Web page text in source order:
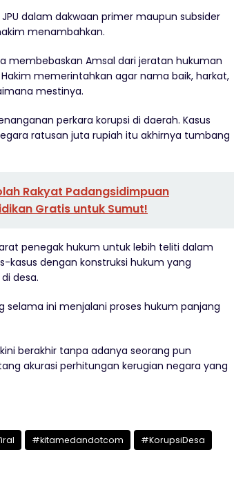
dalam dakwaan primer maupun subsider
menambahkan.
membebaskan Amsal dari jeratan hukuman
memerintahkan agar nama baik, harkat,
mestinya.
perkara korupsi di daerah. Kasus
ratusan juta rupiah itu akhirnya tumbang
Rakyat Padangsidimpuan
Gratis untuk Sumut!
penegak hukum untuk lebih teliti dalam
kasus dengan konstruksi hukum yang
desa.
selama ini menjalani proses hukum panjang
berakhir tanpa adanya seorang pun
akurasi perhitungan kerugian negara yang
#kitamedandotcom
#KorupsiDesa